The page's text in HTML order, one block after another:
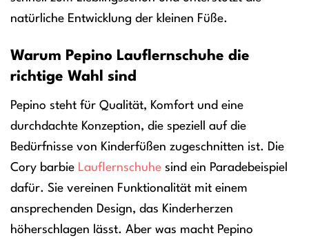
natürliche Entwicklung der kleinen Füße.
Warum Pepino Lauflernschuhe die
richtige Wahl sind
Pepino steht für Qualität, Komfort und eine
durchdachte Konzeption, die speziell auf die
Bedürfnisse von Kinderfüßen zugeschnitten ist. Die
Cory barbie Lauflernschuhe sind ein Paradebeispiel
dafür. Sie vereinen Funktionalität mit einem
ansprechenden Design, das Kinderherzen
höherschlagen lässt. Aber was macht Pepino